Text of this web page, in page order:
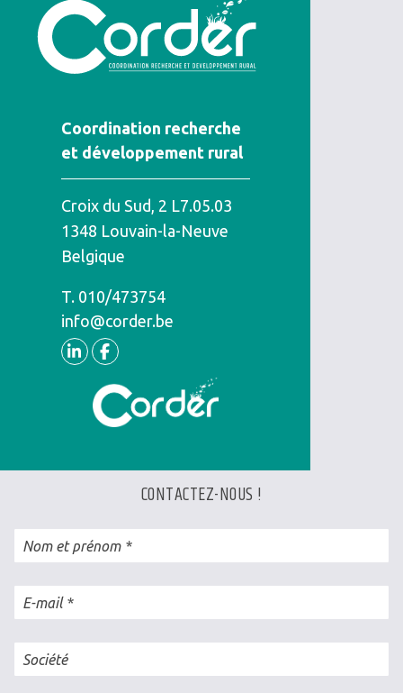
Coordination recherche
et développement rural
Croix du Sud, 2 L7.05.03
1348 Louvain-la-Neuve
Belgique
T. Téléphone
010/473754
info@corder.be
LinkedinFacebook
CONTACTEZ-NOUS !
Nom et prénom
E-mail
Société